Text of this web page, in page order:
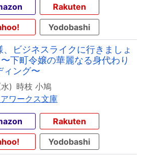
Rakuten
Yodobashi
、ビジネスライクに行きましょ
〜下町令嬢の華麗なる身代わり
ィング〜
) 時枝 小鳩
ワークス文庫
Rakuten
Yodobashi